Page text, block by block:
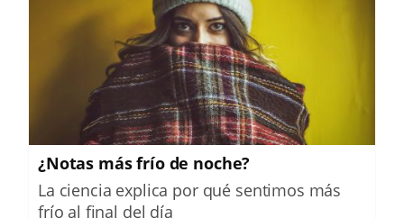
¿Notas más frío de noche?
La ciencia explica por qué sentimos más
frío al final del día